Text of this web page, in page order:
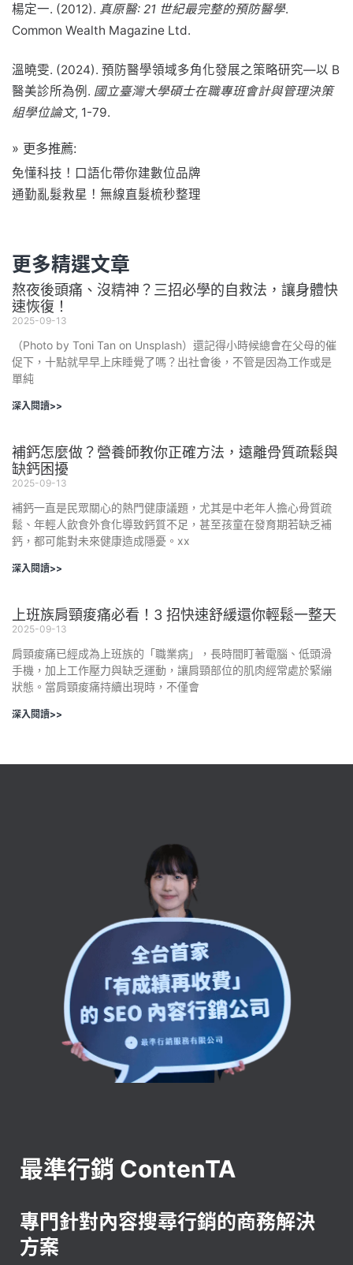
楊定一. (2012). 真原醫: 21 世紀最完整的預防醫學.
Common Wealth Magazine Ltd.
溫曉雯. (2024). 預防醫學領域多角化發展之策略研究—以 B
醫美診所為例. 國立臺灣大學碩士在職專班會計與管理決策
組學位論文, 1-79.
» 更多推薦:
免懂科技！口語化帶你建數位品牌
通勤亂髮救星！無線直髮梳秒整理
更多精選文章
熬夜後頭痛、沒精神？三招必學的自救法，讓身體快
速恢復！
2025-09-13
（Photo by Toni Tan on Unsplash）還記得小時候總會在父母的催
促下，十點就早早上床睡覺了嗎？出社會後，不管是因為工作或是
單純
深入閱讀>>
補鈣怎麼做？營養師教你正確方法，遠離骨質疏鬆與
缺鈣困擾
2025-09-13
補鈣一直是民眾關心的熱門健康議題，尤其是中老年人擔心骨質疏
鬆、年輕人飲食外食化導致鈣質不足，甚至孩童在發育期若缺乏補
鈣，都可能對未來健康造成隱憂。xx
深入閱讀>>
上班族肩頸痠痛必看！3 招快速舒緩還你輕鬆一整天
2025-09-13
肩頸痠痛已經成為上班族的「職業病」，長時間盯著電腦、低頭滑
手機，加上工作壓力與缺乏運動，讓肩頸部位的肌肉經常處於緊繃
狀態。當肩頸痠痛持續出現時，不僅會
深入閱讀>>
最準行銷 ContenTA
專門針對內容搜尋行銷的商務解決
方案